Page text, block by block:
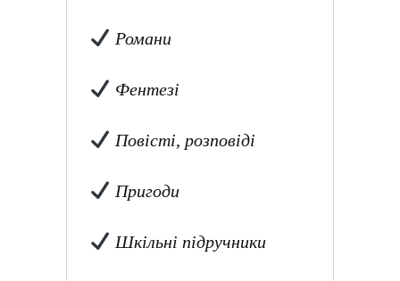
Романи
Фентезі
Повісті, розповіді
Пригоди
Шкільні підручники